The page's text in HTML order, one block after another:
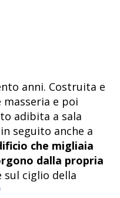
anni. Costruita e
e poi
adibita a sala
seguito anche a
che migliaia
dalla propria
sul ciglio della